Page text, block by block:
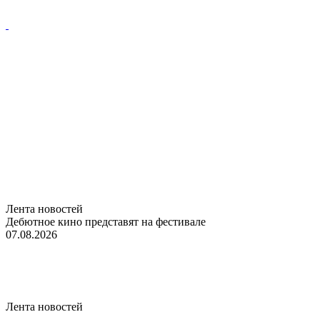
Лента новостей
Дебютное кино представят на фестивале
07.08.2026
Лента новостей